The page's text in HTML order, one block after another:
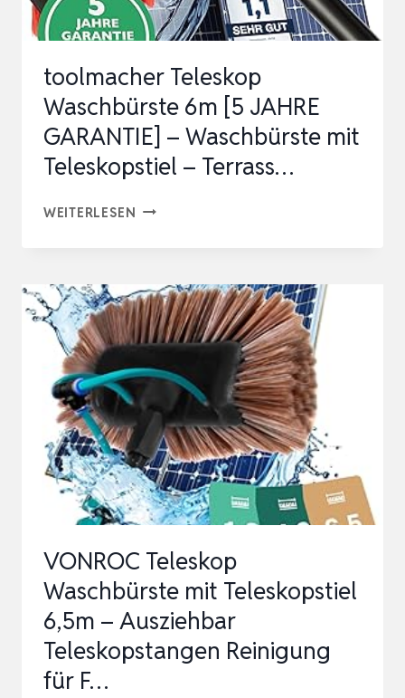
toolmacher Teleskop
Waschbürste 6m [5 JAHRE
GARANTIE] – Waschbürste mit
Teleskopstiel – Terrass…
WEITERLESEN TOOLMACHER
6M
[5
JAHRE
GARANTIE]
–
WASCHBÜRSTE
MIT
TELESKOPSTIEL
–
VONROC Teleskop
Waschbürste mit Teleskopstiel
6,5m – Ausziehbar
Teleskopstangen Reinigung
für F…